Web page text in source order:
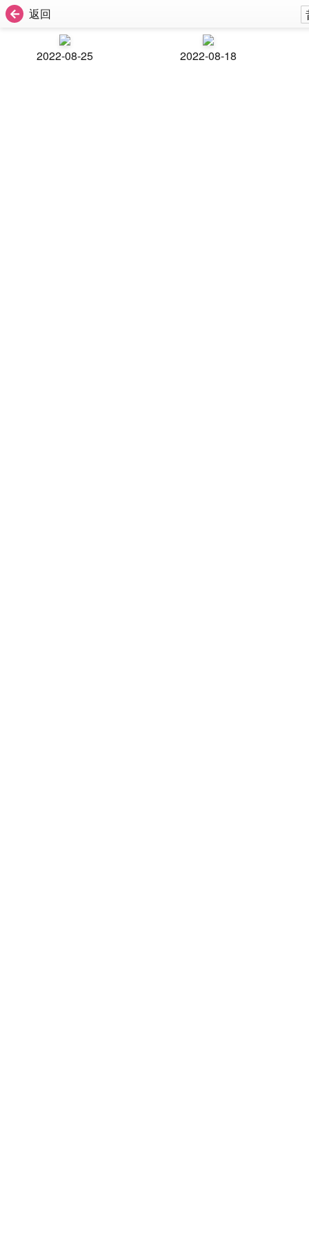
返回
2022-08-25 2022-08-18